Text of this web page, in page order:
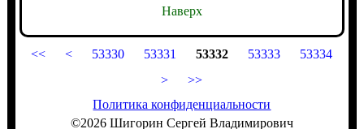
Наверх
<< < 53330 53331 53332 53333
53334
>
>>
Политика конфиденциальности
©2026 Шигорин Сергей Владимирович